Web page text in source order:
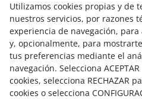
Utilizamos cookies propias y de
nuestros servicios, por razones
experiencia de navegación,
y, opcionalmente, para
tus preferencias mediante el
navegación. Selecciona
cookies, selecciona RECHAZAR
cookies o selecciona